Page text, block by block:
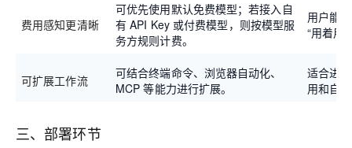
费用感知更清晰
可优先使用默认免费模型；若接入自
有 API Key 或付费模型，则按模型服
务方规则计费。
用户能
“用着用
可扩展工作流
可结合终端命令、浏览器自动化、
MCP 等能力进行扩展。
适合进
用和自
三、部署环节